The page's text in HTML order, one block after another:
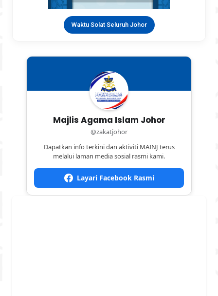
Waktu Solat Seluruh Johor
Majlis Agama Islam Johor
@zakatjohor
Dapatkan info terkini dan aktiviti MAINJ terus
melalui laman media sosial rasmi kami.
Layari Facebook Rasmi